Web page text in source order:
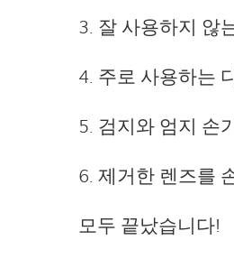
3. 잘 사용하지 않
4. 주로 사용하는
5. 검지와 엄지 손
6. 제거한 렌즈를
모두 끝났습니다!